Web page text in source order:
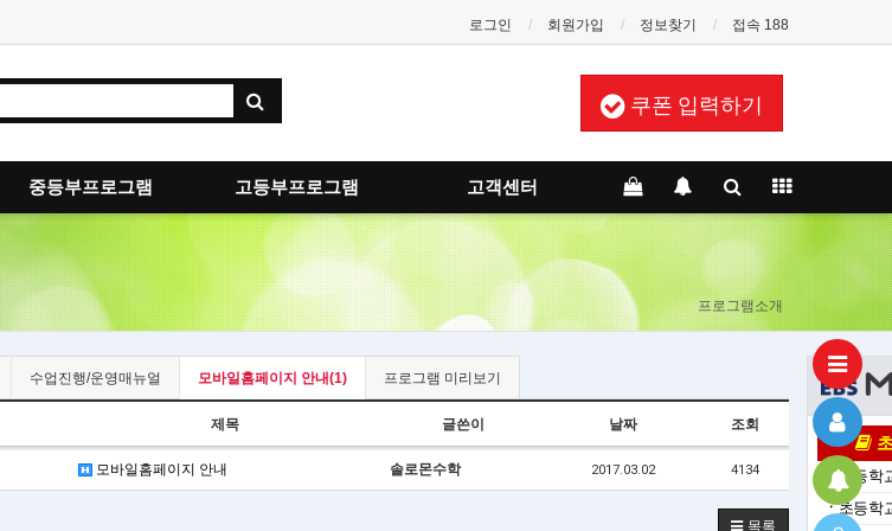
로그인 회원가입 정보찾기 접속 188
쿠폰 입력하기
중등부프로그램 고등부프로그램 고객센터
프로그램소개
ㆍ초등학
ㆍ초등학
수업진행/운영매뉴얼 모바일홈페이지 안내(1) 프로그램 미리보기
제목 글쓴이 날짜 조회
모바일홈페이지 안내 솔로몬수학 2017.03.02 4134
목록